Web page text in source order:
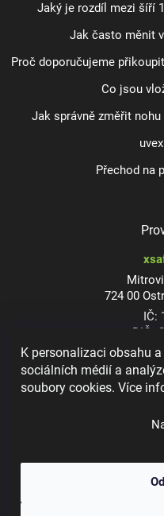
K personalizaci obsahu
sociálních médií a
soubory cookies. Více
Jaký je rozdíl mezi šíří
Jak často měnit
Proč doporučujeme
Co jsou
Jak správně změřit
Přechod na
724 00
IČ:
DIČ: